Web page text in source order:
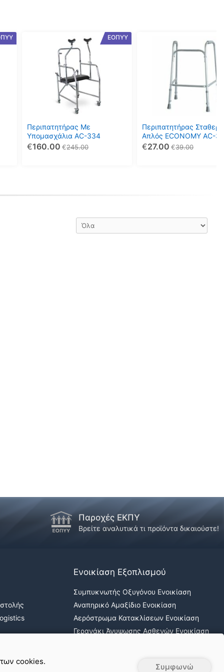
των cookies.
Συμφωνώ
ΕΟΠΥΥ
Περιπατητήρας Με
Υπομασχάλια AC-334
245.00
€
160.00
€
Περιπατητήρας
Απλός ECONOMY AC-
39.00
€
27.00
€
Παροχές ΕΚΠΥ
Βρείτε αναλυτικά τι προϊόντα δικαιούστε!
Ενοικίαση Εξοπλισμού
Συμπυκνωτής Οξυγόνου Ενοικίαση
Αναπηρικό Αμαξίδιο Ενοικίαση
Αερόστρωμα Κατακλίσεων Ενοικίαση
Γερανάκι Άνυψωσης Ασθενών Ενοικίαση